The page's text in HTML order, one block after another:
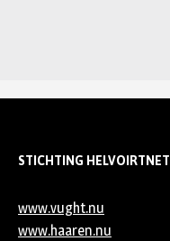
STICHTING HELVOIRTNET
www.vught.nu
www.haaren.nu